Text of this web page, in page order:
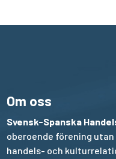
Om oss
Svensk-Spanska
oberoende förening
handels- och